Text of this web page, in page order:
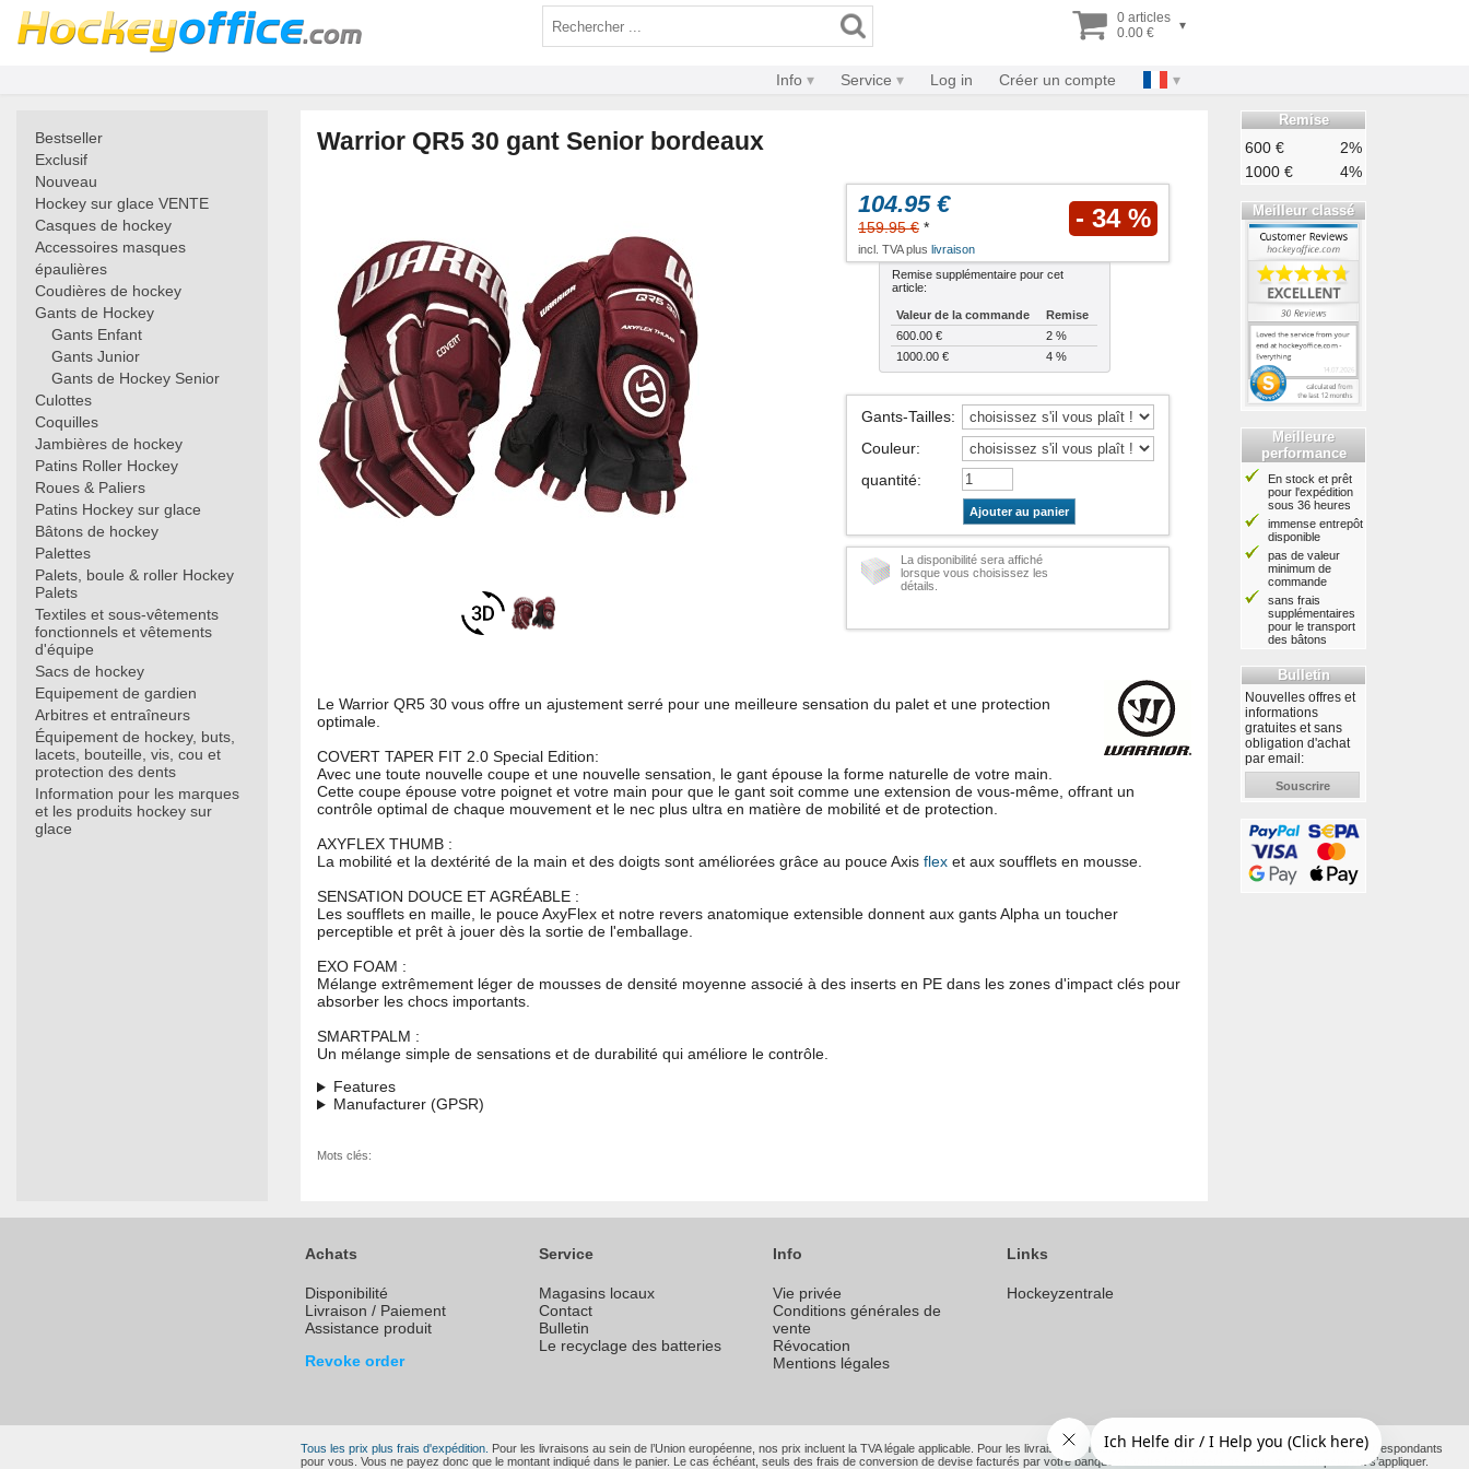
0 articles
0.00 €
▾
Info Service Log in Créer un compte
Bestseller
Exclusif
Nouveau
Hockey sur glace VENTE
Casques de hockey
Accessoires masques
épaulières
Coudières de hockey
Gants de Hockey
Gants Enfant
Gants Junior
Gants de Hockey Senior
Culottes
Coquilles
Jambières de hockey
Patins Roller Hockey
Roues & Paliers
Patins Hockey sur glace
Bâtons de hockey
Palettes
Palets, boule & roller Hockey
Palets
Textiles et sous-vêtements
fonctionnels et vêtements
d'équipe
Sacs de hockey
Equipement de gardien
Arbitres et entraîneurs
Équipement de hockey, buts,
lacets, bouteille, vis, cou et
protection des dents
Information pour les marques
et les produits hockey sur
glace
Warrior QR5 30 gant Senior bordeaux
104.95 €
159.95 € * - 34 %
incl. TVA plus livraison
Remise supplémentaire pour cet
article:
Valeur de la commande
Remise
600.00 €
2 %
1000.00 €
4 %
Gants-Tailles:
Couleur:
quantité:
Ajouter au panier
La disponibilité sera affiché
lorsque vous choisissez les
détails.
Le Warrior QR5 30 vous offre un ajustement serré pour une meilleure sensation du palet et une protection
optimale.
COVERT TAPER FIT 2.0 Special Edition:
Avec une toute nouvelle coupe et une nouvelle sensation, le gant épouse la forme naturelle de votre main.
Cette coupe épouse votre poignet et votre main pour que le gant soit comme une extension de vous-même, offrant un
contrôle optimal de chaque mouvement et le nec plus ultra en matière de mobilité et de protection.
AXYFLEX THUMB :
La mobilité et la dextérité de la main et des doigts sont améliorées grâce au pouce Axis flex et aux soufflets en mousse.
SENSATION DOUCE ET AGRÉABLE :
Les soufflets en maille, le pouce AxyFlex et notre revers anatomique extensible donnent aux gants Alpha un toucher
perceptible et prêt à jouer dès la sortie de l'emballage.
EXO FOAM :
Mélange extrêmement léger de mousses de densité moyenne associé à des inserts en PE dans les zones d'impact clés pour
absorber les chocs importants.
SMARTPALM :
Un mélange simple de sensations et de durabilité qui améliore le contrôle.
Features
Manufacturer (GPSR)
Mots clés:
Remise
600 €
2%
1000 €
4%
Meilleur classé
Meilleure
performance
En stock et prêt
pour l'expédition
sous 36 heures
immense entrepôt
disponible
pas de valeur
minimum de
commande
sans frais
supplémentaires
pour le transport
des bâtons
Bulletin
Nouvelles offres et
informations
gratuites et sans
obligation d'achat
par email:
Souscrire
Achats
Disponibilité
Livraison / Paiement
Assistance produit
Revoke order
Service
Magasins locaux
Contact
Bulletin
Le recyclage des batteries
Info
Vie privée
Conditions générales de
vente
Révocation
Mentions légales
Links
Hockeyzentrale
Tous les prix plus frais d'expédition. Pour les livraisons au sein de l’Union européenne, nos prix incluent la TVA légale applicable. Pour les livraisons en Suisse, nous avons déjà réglé à l’avance les frais correspondants
pour vous. Vous ne payez donc que le montant indiqué dans le panier. Le cas échéant, seuls des frais de conversion de devise facturés par votre banque ou votre fournisseur de carte de crédit peuvent s’appliquer.